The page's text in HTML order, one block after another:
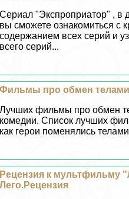
Сериал "Экспроприатор" , в
вы сможете ознакомиться с
содержанием всех серий и
всего серий...
Фильмы про обмен
Лучших фильмы про обмен
комедии. Список лучших
как герои поменялись
Рецензия к мультфильму
Лего.Рецензия